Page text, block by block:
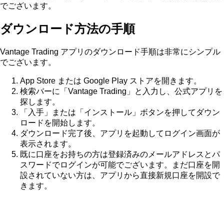
でございます。
ダウンロード方法の手順
Vantage Trading アプリのダウンロード手順は非常にシンプル
でございます。
App Store または Google Play ストアを開きます。
検索バーに「Vantage Trading」と入力し、公式アプリを
探します。
「入手」または「インストール」ボタンを押してダウン
ロードを開始します。
ダウンロード完了後、アプリを起動してログイン画面が
表示されます。
既に口座をお持ちの方は登録済みのメールアドレスとパ
スワードでログインが可能でございます。まだ口座を開
設されていない方は、アプリから直接新規口座を開設で
きます。